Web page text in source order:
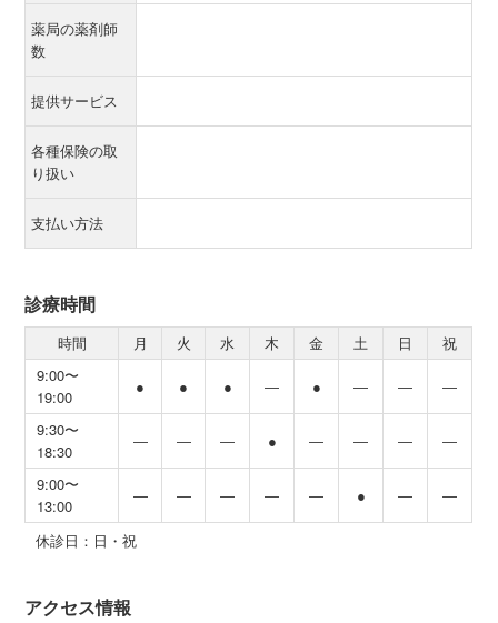
薬局の薬剤師
数
提供サービス
各種保険の取
り扱い
支払い方法
診療時間
時間 月 火 水 木 金 土 日
祝
9:00〜
19:00
● ● ● ― ● ― ― ―
9:30〜
18:30
― ― ― ● ― ― ― ―
9:00〜
13:00
― ― ― ― ― ● ― ―
休診日：日・祝
アクセス情報